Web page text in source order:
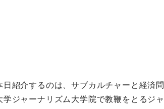
日紹介するのは、サブカルチャーと経済
学ジャーナリズム大学院で教鞭 をとる ジ